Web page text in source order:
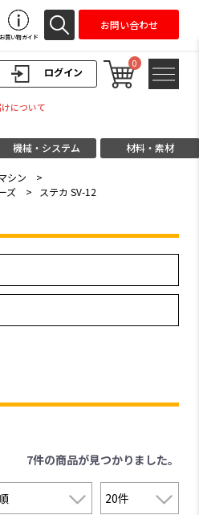
ログイン
0
お買い物ガイド
お問い合わせ
について
機械・システム 材料・素材
シン
>
ズ
> ステカ SV-12
7件の商品が見つかりました。